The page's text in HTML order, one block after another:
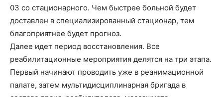
03 со стационарного. Чем быстрее больной будет
доставлен в специализированный стационар, тем
благоприятнее будет прогноз.
Далее идет период восстановления. Все
реабилитационные мероприятия делятся на три этапа.
Первый начинают проводить уже в реанимационной
палате, затем мультидисциплинарная бригада в